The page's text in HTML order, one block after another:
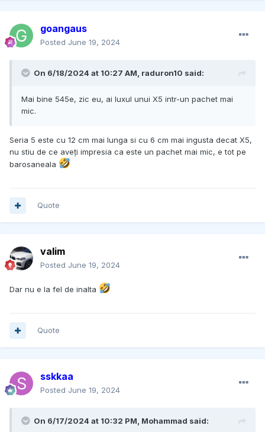
goangaus
Posted June 19, 2024
On 6/18/2024 at 10:27 AM, raduron10 said:
Mai bine 545e, zic eu, ai luxul unui X5 intr-un pachet mai
mic.
Seria 5 este cu 12 cm mai lunga si cu 6 cm mai ingusta decat X5,
nu stiu de ce aveți impresia ca este un pachet mai mic, e tot pe
barosaneala
Quote
valim
Posted June 19, 2024
Dar nu e la fel de inalta
Quote
sskkaa
Posted June 19, 2024
On 6/17/2024 at 10:32 PM, Mohammad said: